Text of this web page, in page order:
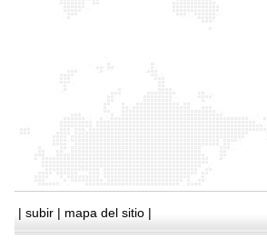
| subir | mapa del sitio |